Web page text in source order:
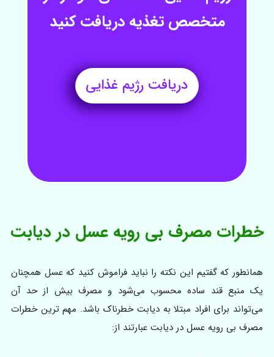
متخصص تغذیه دریافت کنید
دریافت رژیم غذایی
خطرات مصرف بی رویه عسل در دیابت
همانطور که گفتیم این نکته را نباید فراموش کنید که عسل همچنان
یک منبع قند ساده محسوب می‌شود و مصرف بیش از حد آن
می‌تواند برای افراد مبتلا به دیابت خطرناک باشد. مهم ترین خطرات
مصرف بی رویه عسل در دیابت عبارتند از: